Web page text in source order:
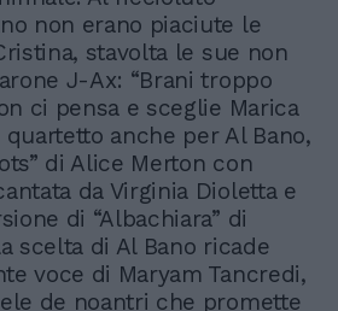
non erano piaciute le
stavolta le sue non
J-Ax: “Brani troppo
ci pensa e sceglie Marica
anche per Al Bano,
di Alice Merton con
da Virginia Dioletta e
di “Albachiara” di
scelta di Al Bano ricade
voce di Maryam Tancredi,
de noantri che promette